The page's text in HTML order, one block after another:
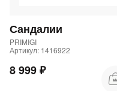
Сандалии
PRIMIGI
Артикул: 1416922
8 999 ₽